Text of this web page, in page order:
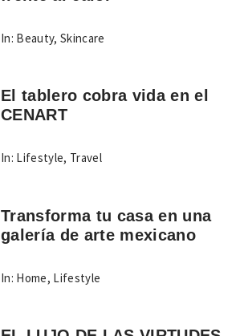
In: Beauty,Skincare
El tablero cobra vida en el
CENART
In: Lifestyle, Travel
Transforma tu casa en una
galería de arte mexicano
In: Home, Lifestyle